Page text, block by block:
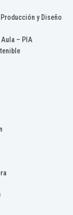
y Diseño
– PIA